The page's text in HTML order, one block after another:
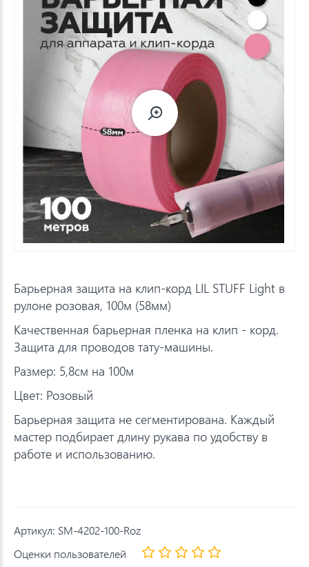
Барьерная защита на клип-корд LIL STUFF Light в
рулоне розовая, 100м (58мм)
Качественная барьерная пленка на клип - корд.
Защита для проводов тату-машины.
Размер: 5,8см на 100м
Цвет: Розовый
Барьерная защита не сегментирована. Каждый
мастер подбирает длину рукава по удобству в
работе и использованию.
Артикул: SM-4202-100-Roz
Оценки пользователей